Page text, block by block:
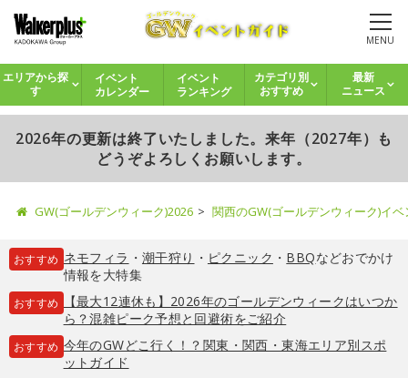
MENU
エリアから探
す
イベント
カレンダー
イベント
ランキング
カテゴリ別
おすすめ
最新
ニュース
2026年の更新は終了いたしました。来年（2027年）も
どうぞよろしくお願いします。
GW(ゴールデンウィーク)2026 関西のGW(ゴールデンウィーク)イ
おすすめ ネモフィラ ・ 潮干狩り ・ ピクニック ・ BBQなどおでかけ
情報を大特集
おすすめ
【最大12連休も】2026年のゴールデンウィークはいつか
ら？混雑ピーク予想と回避術をご紹介
おすすめ 今年のGWどこ行く！？関東・関西・東海エリア別スポ
ットガイド